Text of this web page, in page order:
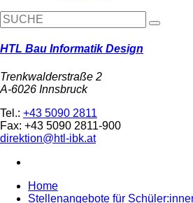
HTL Bau Informatik Design
Trenkwalderstraße 2
A-6026 Innsbruck
Tel.: +43 5090 2811
Fax: +43 5090 2811-900
direktion@htl-ibk.at
Home
Stellenangebote für